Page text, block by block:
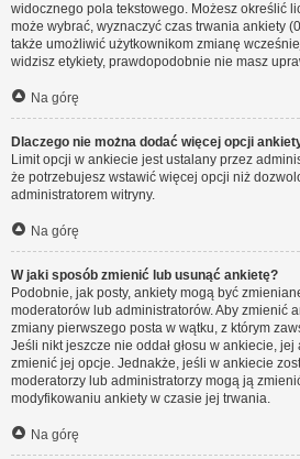
widocznego pola tekstowego. Możesz określić
może wybrać, wyznaczyć czas trwania ankiety
także umożliwić użytkownikom zmianę
widzisz etykiety, prawdopodobnie nie masz
Na górę
Dlaczego nie można dodać więcej opcji
Limit opcji w ankiecie jest ustalany przez
że potrzebujesz wstawić więcej opcji niż
administratorem witryny.
Na górę
W jaki sposób zmienić lub usunąć ankietę?
Podobnie, jak posty, ankiety mogą być
moderatorów lub administratorów. Aby zmienić
zmiany pierwszego posta w wątku, z którym
Jeśli nikt jeszcze nie oddał głosu w ankiecie,
zmienić jej opcje. Jednakże, jeśli w ankiecie
moderatorzy lub administratorzy mogą ją
modyfikowaniu ankiety w czasie jej trwania.
Na górę